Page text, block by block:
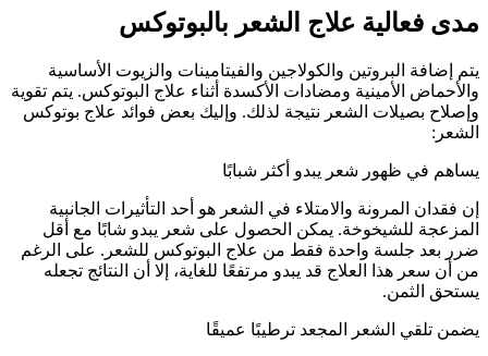
مدى فعالية علاج الشعر بالبوتوكس
يتم إضافة البروتين والكولاجين والفيتامينات والزيوت الأساسية
والأحماض الأمينية ومضادات الأكسدة أثناء علاج البوتوكس. يتم تقوية
وإصلاح بصيلات الشعر نتيجة لذلك. وإليك بعض فوائد علاج بوتوكس
الشعر:
يساهم في ظهور شعر يبدو أكثر شبابًا
إن فقدان المرونة والامتلاء في الشعر هو أحد التأثيرات الجانبية
المزعجة للشيخوخة. يمكن الحصول على شعر يبدو شابًا مع أقل
ضرر بعد جلسة واحدة فقط من علاج البوتوكس للشعر. على الرغم
من أن سعر هذا العلاج قد يبدو مرتفعًا للغاية، إلا أن النتائج تجعله
يستحق الثمن.
يضمن تلقي الشعر المجعد ترطيبًا عميقًا